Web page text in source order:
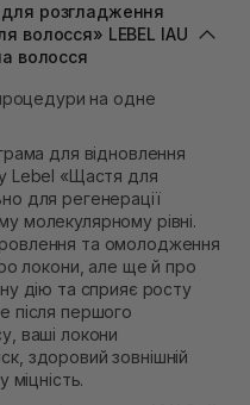
Бандери 45
го Липня, 15
і Гудачека 23 (ТЦ
розгладження
волосся» LEBEL IAU
волосся
на одне
для відновлення
Lebel «Щастя для
для регенерації
молекулярному рівні.
та омолодження
локони, але ще й про
дію та сприяє росту
після першого
ваші локони
здоровий зовнішній
міцність.